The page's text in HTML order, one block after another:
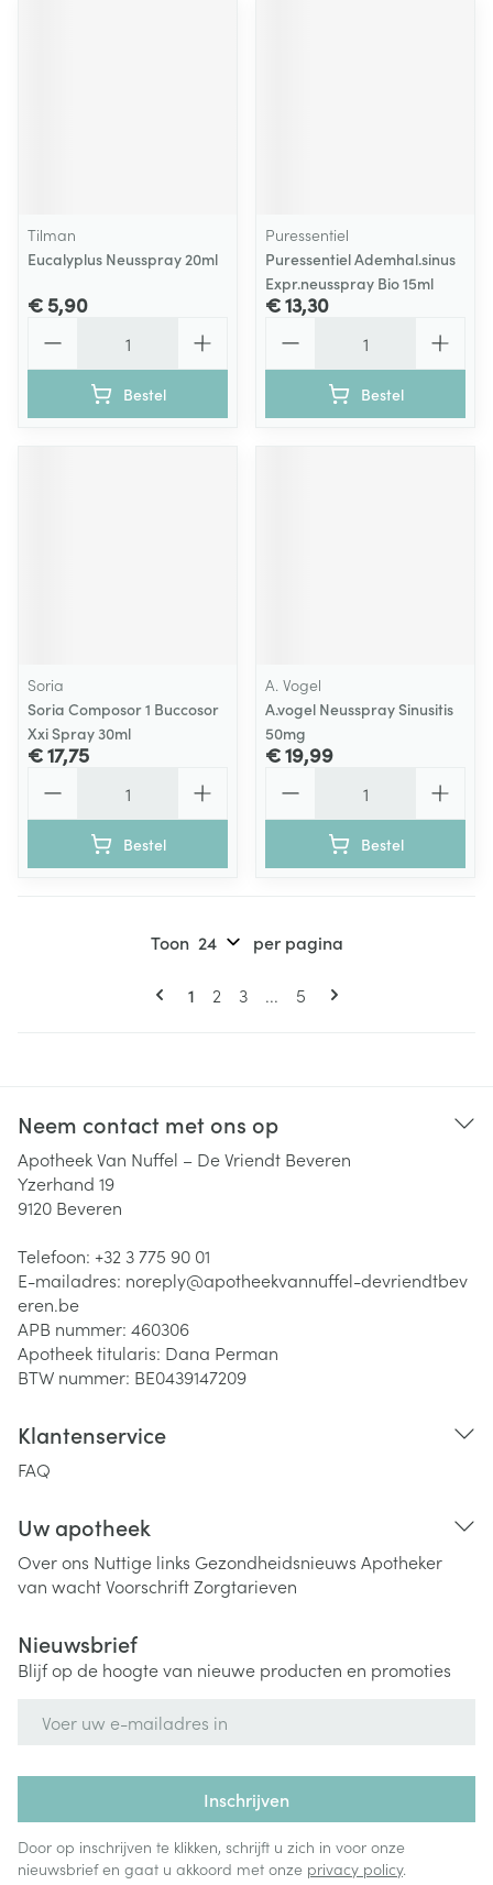
Tilman
Eucalyplus Neusspray 20ml
€ 5,90
Bestel
Puressentiel
Puressentiel Ademhal.sinus
Expr.neusspray Bio 15ml
€ 13,30
Bestel
Soria
Soria Composor 1 Buccosor
Xxi Spray 30ml
€ 17,75
Bestel
A. Vogel
A.vogel Neusspray Sinusitis
50mg
€ 19,99
Bestel
Pagina's
U lees momenteel pagina
1 Pagina
2 Pagina
3 ... Pagina
5
Toon per pagina
Neem contact met ons op
Apotheek Van Nuffel – De Vriendt Beveren
Yzerhand 19
9120 Beveren
Telefoon: +32 3 775 90 01
E-mailadres: noreply@apotheekvannuffel-devriendtbev
eren.be
APB nummer: 460306
Apotheek titularis: Dana Perman
BTW nummer: BE0439147209
Klantenservice
FAQ
Uw apotheek
Over ons Nuttige links Gezondheidsnieuws Apotheker
van wachtVoorschriftZorgtarieven
Nieuwsbrief
Blijf op de hoogte van nieuwe producten en promoties
Inschrijven
Door op inschrijven te klikken, schrijft u zich in voor onze
nieuwsbrief en gaat u akkoord met onze privacy policy.